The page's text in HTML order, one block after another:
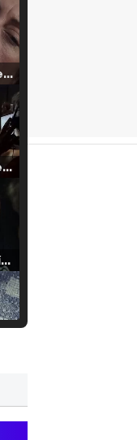
Filmin estrena el tráiler de 'Millennial Mal', su nueva comedia universitaria de la mano de Lorena Iglesias
'120 Minutos' celebra sus 2.000 programas en Telemadrid con un vídeo del día a día en la redacción
Tráiler de '33 días', la nueva serie de Atresplayer con Julián Villagrán y José Manuel Poga